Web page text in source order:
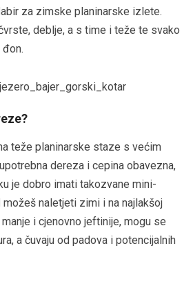
za zimske planinarske izlete.
deblje, a s time i teže te svako
teže planinarske staze s većim
dereza i cepina obavezna,
je dobro imati takozvane mini-
naletjeti zimi i na najlakšoj
i cjenovno jeftinije, mogu se
a čuvaju od padova i potencijalnih